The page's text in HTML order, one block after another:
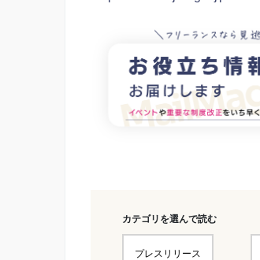
カテゴリを選んで読む
プレスリリース